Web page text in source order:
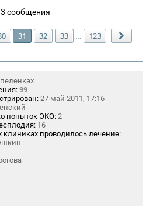
сообщения
31 32 33 … 123
99
27 май 2011, 17:16
попыток ЭКО: 2
16
клиниках проводилось лечение: